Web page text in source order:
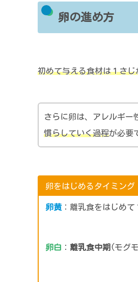
卵の進め方
初めて与える食材は１さじ
さらに卵は、アレルギー
慣らしていく過程が必要
卵をはじめるタイミング
卵黄：離乳食をはじめて
卵白 ： 離乳食中期 (モグ